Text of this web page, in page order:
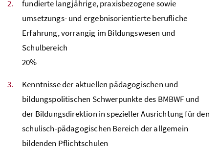
fundierte langjährige, praxisbezogene sowie
umsetzungs- und ergebnisorientierte berufliche
Erfahrung, vorrangig im Bildungswesen und
Schulbereich
20%
Kenntnisse der aktuellen pädagogischen und
bildungspolitischen Schwerpunkte des BMBWF und
der Bildungsdirektion in spezieller Ausrichtung für den
schulisch-pädagogischen Bereich der allgemein
bildenden Pflichtschulen